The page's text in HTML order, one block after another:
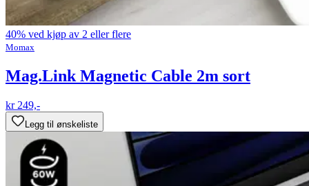
40% ved kjøp av 2 eller flere
Momax
Mag.Link Magnetic Cable 2m sort
kr 249,-
Legg til ønskeliste